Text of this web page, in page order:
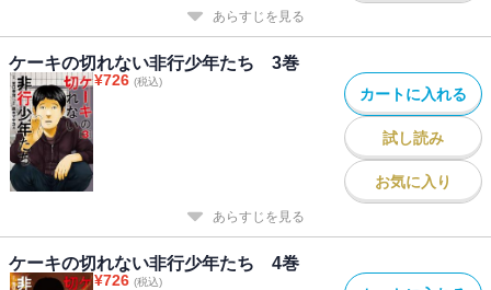
あらすじを見る
ケーキの切れない非行少年たち 3巻
¥726 (税込)
カートに入れる
試し読み
お気に入り
あらすじを見る
ケーキの切れない非行少年たち 4巻
¥726 (税込)